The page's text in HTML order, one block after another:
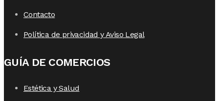
Contacto
Política de privacidad y Aviso Legal
GUÍA DE COMERCIOS
Estética y Salud